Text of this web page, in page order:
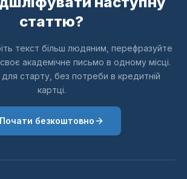
статтю?
текст більш людяним, перефразуйте
академічне письмо в одному місці.
старту, без потреби в кредитній
картці.
Почати безкоштовно